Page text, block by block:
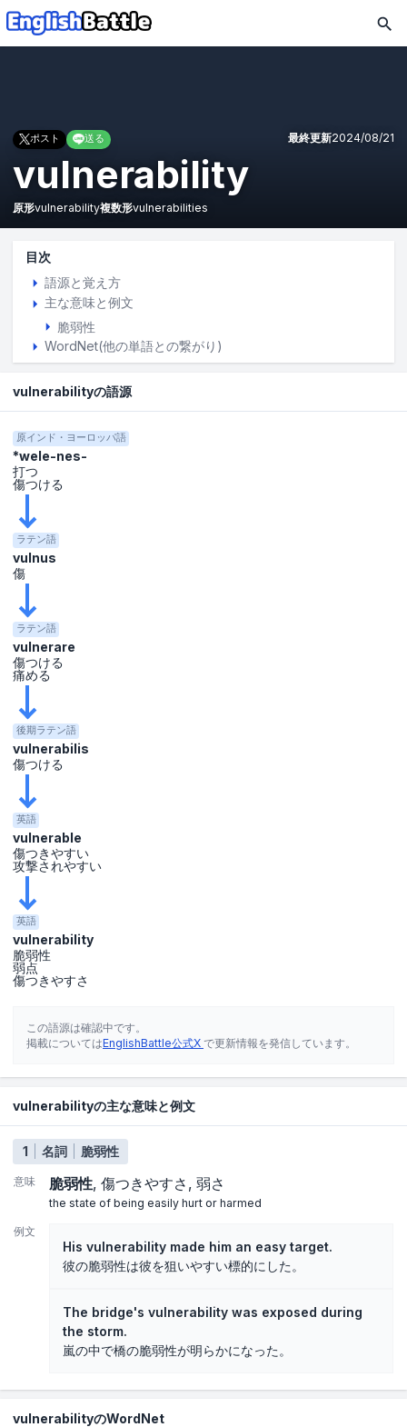
ポスト 送る 最終更新2024/08/21
vulnerability
原形vulnerability複数形vulnerabilities
目次
語源と覚え方
主な意味と例文
脆弱性
WordNet(他の単語との繋がり)
vulnerabilityの語源
英語
vulnerability
脆弱性
弱点
傷つきやすさ
英語
vulnerable
傷つきやすい
攻撃されやすい
後期ラテン語
vulnerabilis
傷つける
ラテン語
vulnerare
傷つける
痛める
ラテン語
vulnus
傷
原インド・ヨーロッパ語
*wele-nes-
打つ
傷つける
この語源は確認中です。
掲載についてはEnglishBattle公式X で更新情報を発信しています。
vulnerabilityの主な意味と例文
1 名詞 脆弱性
意味 脆弱性 傷つきやすさ 弱さ
the state of being easily hurt or harmed
例文
His vulnerability made him an easy target.
彼の脆弱性は彼を狙いやすい標的にした。
The bridge's vulnerability was exposed during
the storm.
嵐の中で橋の脆弱性が明らかになった。
vulnerabilityのWordNet